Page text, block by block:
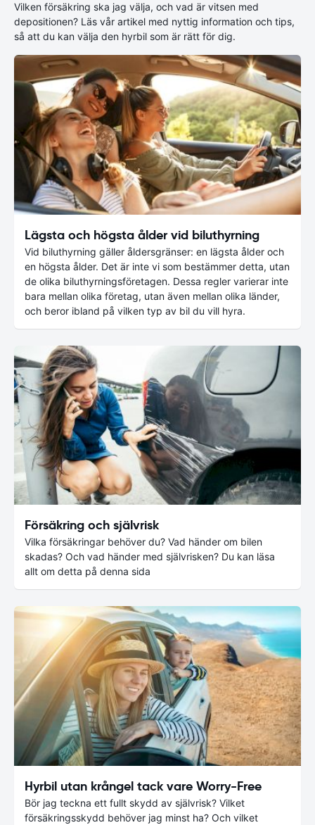
Vilken försäkring ska jag välja, och vad är vitsen med
depositionen? Läs vår artikel med nyttig information och tips,
så att du kan välja den hyrbil som är rätt för dig.
Lägsta och högsta ålder vid biluthyrning
Vid biluthyrning gäller åldersgränser: en lägsta ålder och
en högsta ålder. Det är inte vi som bestämmer detta, utan
de olika biluthyrningsföretagen. Dessa regler varierar inte
bara mellan olika företag, utan även mellan olika länder,
och beror ibland på vilken typ av bil du vill hyra.
Försäkring och självrisk
Vilka försäkringar behöver du? Vad händer om bilen
skadas? Och vad händer med självrisken? Du kan läsa
allt om detta på denna sida
Hyrbil utan krångel tack vare Worry-Free
Bör jag teckna ett fullt skydd av självrisk? Vilket
försäkringsskydd behöver jag minst ha? Och vilket